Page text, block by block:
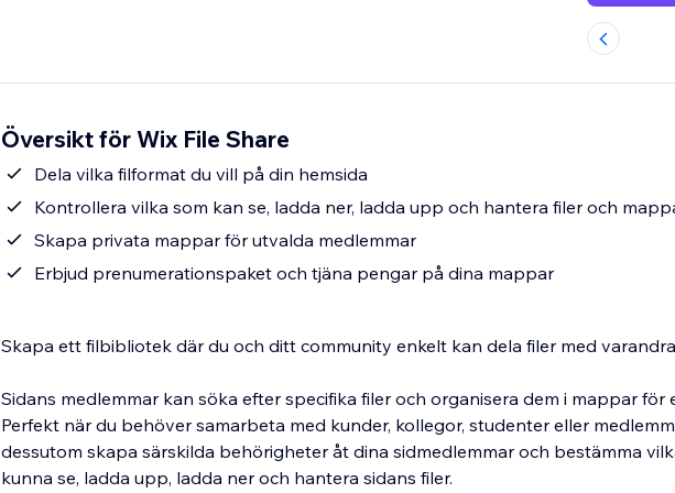
Översikt för Wix File Share
Dela vilka filformat du vill på din hemsida
Kontrollera vilka som kan se, ladda ner, ladda upp och hantera filer och
Skapa privata mappar för utvalda medlemmar
Erbjud prenumerationspaket och tjäna pengar på dina mappar
Skapa ett filbibliotek där du och ditt community enkelt kan dela filer med
Sidans medlemmar kan söka efter specifika filer och organisera dem i mappar för
Perfekt när du behöver samarbeta med kunder, kollegor, studenter eller
dessutom skapa särskilda behörigheter åt dina sidmedlemmar och bestämma
kunna se, ladda upp, ladda ner och hantera sidans filer.